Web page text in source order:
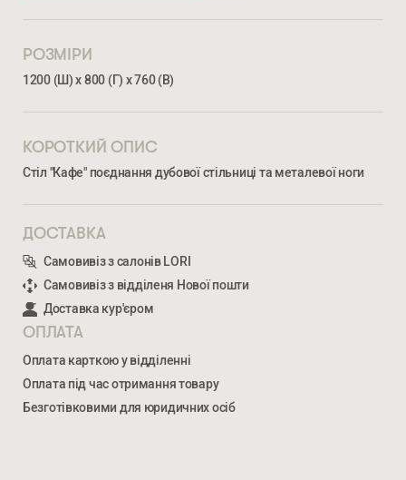
РОЗМІРИ
1200 (Ш) х 800 (Г) х 760 (В)
КОРОТКИЙ ОПИС
Стіл "Кафе" поєднання дубової стільниці та металевої ноги
ДОСТАВКА
Самовивіз з салонів LORI
Самовивіз з відділеня Нової пошти
Доставка кур'єром
ОПЛАТА
Оплата карткою у відділенні
Оплата під час отримання товару
Безготівковими для юридичних осіб
Ми відкриті для співпраці з компаніями, які займаються
облаштуванням житлової та комерційної нерухомості
ВВЕДІТЬ ВАШЕ ПРІЗВИЩЕ ТА ІМ’Я *
КАФЕ ПРЯМОКУТНИЙ